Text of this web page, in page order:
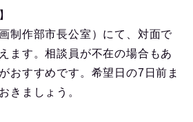
制作部市長公室）にて、対面で
ます。相談員が不在の場合もあ
おすすめです。希望日の7日前ま
きましょう。